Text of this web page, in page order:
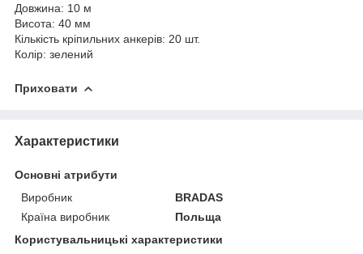
Довжина: 10 м
Висота: 40 мм
Кількість кріпильних анкерів: 20 шт.
Колір: зелений
Приховати
Характеристики
Основні атрибути
Виробник
BRADAS
Країна виробник
Польща
Користувальницькі характеристики